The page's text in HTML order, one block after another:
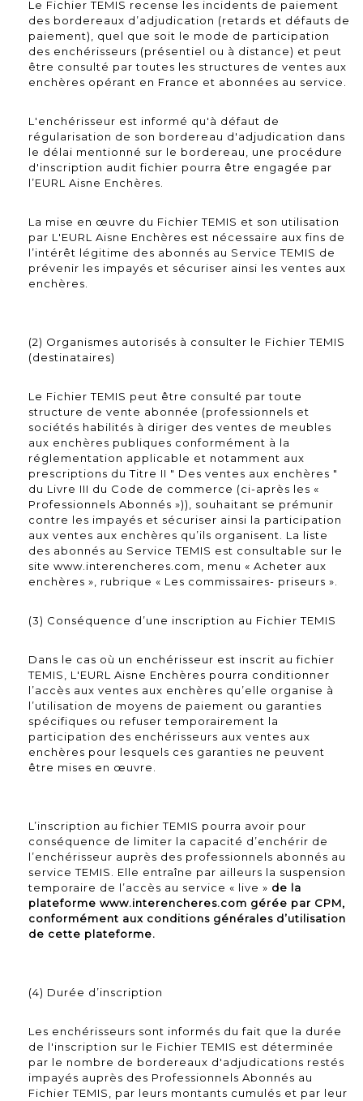
Le Fichier TEMIS recense les incidents de paiement
des bordereaux d’adjudication (retards et défauts de
paiement), quel que soit le mode de participation
des enchérisseurs (présentiel ou à distance) et peut
être consulté par toutes les structures de ventes aux
enchères opérant en France et abonnées au service.
L'enchérisseur est informé qu'à défaut de
régularisation de son bordereau d'adjudication dans
le délai mentionné sur le bordereau, une procédure
d'inscription audit fichier pourra être engagée par
l’EURL Aisne Enchères.
La mise en œuvre du Fichier TEMIS et son utilisation
par L'EURL Aisne Enchères est nécessaire aux fins de
l’intérêt légitime des abonnés au Service TEMIS de
prévenir les impayés et sécuriser ainsi les ventes aux
enchères.
(2) Organismes autorisés à consulter le Fichier TEMIS
(destinataires)
Le Fichier TEMIS peut être consulté par toute
structure de vente abonnée (professionnels et
sociétés habilités à diriger des ventes de meubles
aux enchères publiques conformément à la
réglementation applicable et notamment aux
prescriptions du Titre II " Des ventes aux enchères "
du Livre III du Code de commerce (ci-après les «
Professionnels Abonnés »)), souhaitant se prémunir
contre les impayés et sécuriser ainsi la participation
aux ventes aux enchères qu’ils organisent. La liste
des abonnés au Service TEMIS est consultable sur le
site www.interencheres.com, menu « Acheter aux
enchères », rubrique « Les commissaires- priseurs ».
(3) Conséquence d’une inscription au Fichier TEMIS
Dans le cas où un enchérisseur est inscrit au fichier
TEMIS, L'EURL Aisne Enchères pourra conditionner
l’accès aux ventes aux enchères qu’elle organise à
l’utilisation de moyens de paiement ou garanties
spécifiques ou refuser temporairement la
participation des enchérisseurs aux ventes aux
enchères pour lesquels ces garanties ne peuvent
être mises en œuvre.
L’inscription au fichier TEMIS pourra avoir pour
conséquence de limiter la capacité d’enchérir de
l’enchérisseur auprès des professionnels abonnés au
service TEMIS. Elle entraîne par ailleurs la suspension
temporaire de l’accès au service « live » de la
plateforme www.interencheres.com gérée par CPM,
conformément aux conditions générales d’utilisation
de cette plateforme.
(4) Durée d’inscription
Les enchérisseurs sont informés du fait que la durée
de l'inscription sur le Fichier TEMIS est déterminée
par le nombre de bordereaux d'adjudications restés
impayés auprès des Professionnels Abonnés au
Fichier TEMIS, par leurs montants cumulés et par leur